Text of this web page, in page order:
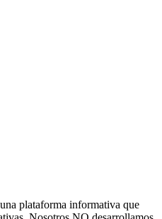
plataforma informativa que